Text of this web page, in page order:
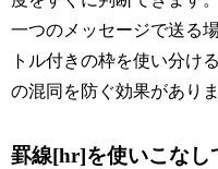
一つのメッセージで送る
トル付きの枠を使い分け
の混同を防ぐ効果がありま
罫線[hr]を使いこなし